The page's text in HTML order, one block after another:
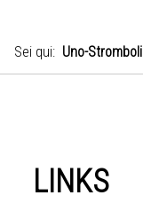
Sei qui: Uno-Stromboli
LINKS